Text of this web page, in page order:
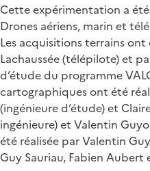
Cette expérimentation a
Drones aériens, marin et
Les acquisitions terrains ont
Lachaussée (télépilote) et
d’étude du programme
cartographiques ont été
(ingénieure d’étude) et
ingénieure) et Valentin
été réalisée par Valentin
Guy Sauriau, Fabien Aubert